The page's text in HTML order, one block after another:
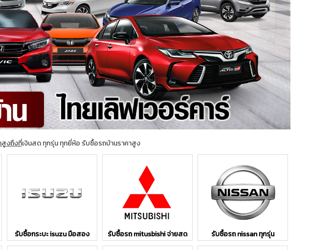
สูงถึงที่เงินสด ทุกรุ่น ทุกยี่ห้อ รับซื้อรถบ้านราคาสูง
รับซื้อกระบะ isuzu มือสอง รับซื้อรถ mitusbishi จ่ายสด รับซื้อรถ nissan ทุกรุ่น